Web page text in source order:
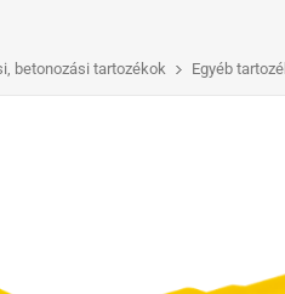
betonozási tartozékok Egyéb